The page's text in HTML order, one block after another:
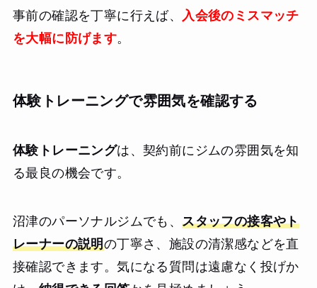
事前の確認を丁寧に行えば、 入会後のミスマッチ
を大幅に防げます。
体験トレーニングで雰囲気を確認する
体験トレーニングは、契約前にジムの雰囲気を知
る最良の機会です。
沼津のパーソナルジムでも、スタッフの接客やト
レーナーの説明の丁寧さ、施設の清潔感などを直
接確認できます。気になる質問は遠慮なく投げか